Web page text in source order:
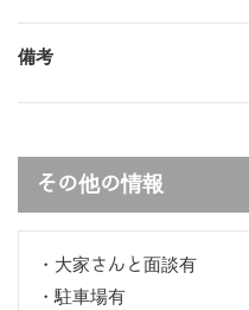
備考
その他の情報
・大家さんと面談有
・駐車場有